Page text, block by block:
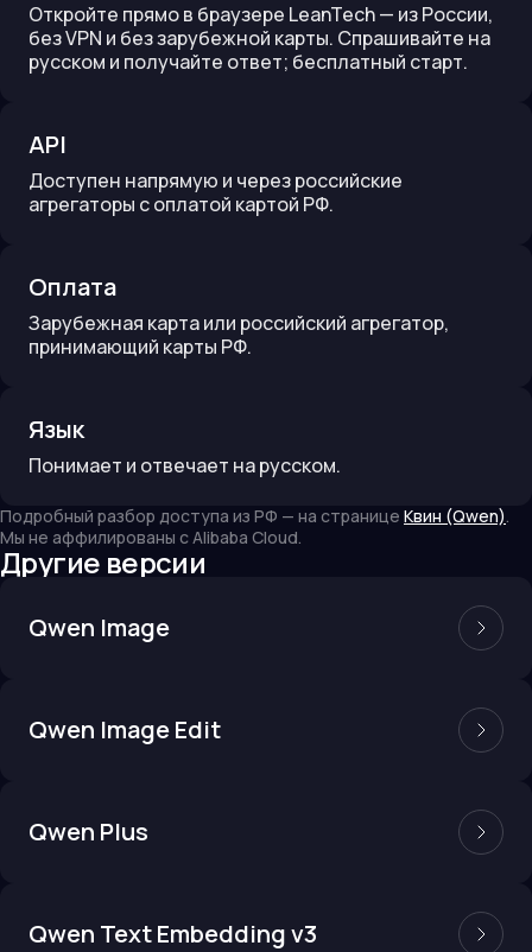
Откройте прямо в браузере LeanTech — из России,
без VPN и без зарубежной карты. Спрашивайте на
русском и получайте ответ; бесплатный старт.
API
Доступен напрямую и через российские
агрегаторы с оплатой картой РФ.
Оплата
Зарубежная карта или российский агрегатор,
принимающий карты РФ.
Язык
Понимает и отвечает на русском.
Подробный разбор доступа из РФ — на странице Квин (Qwen).
Мы не аффилированы сAlibaba Cloud.
Другие версии
Qwen Image
Qwen Image Edit
Qwen Plus
Qwen Text Embedding v3